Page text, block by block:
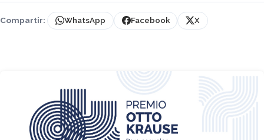
Compartir: WhatsApp Facebook X